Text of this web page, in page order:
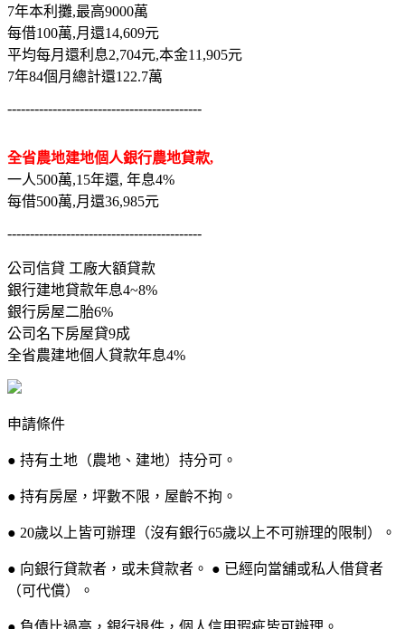
7年本利攤,最高9000萬
每借100萬,月還14,609元
平均每月還利息2,704元,本金11,905元
7年84個月總計還122.7萬
-------------------------------------------
全省農地建地個人銀行農地貸款,
一人500萬,15年還, 年息4%
每借500萬,月還36,985元
-------------------------------------------
公司信貸 工廠大額貸款
銀行建地貸款年息4~8%
銀行房屋二胎6%
公司名下房屋貸9成
全省農建地個人貸款年息4%
申請條件
● 持有土地（農地、建地）持分可。
● 持有房屋，坪數不限，屋齡不拘。
● 20歲以上皆可辦理（沒有銀行65歲以上不可辦理的限制）。
● 向銀行貸款者，或未貸款者。 ● 已經向當舖或私人借貸者
（可代償）。